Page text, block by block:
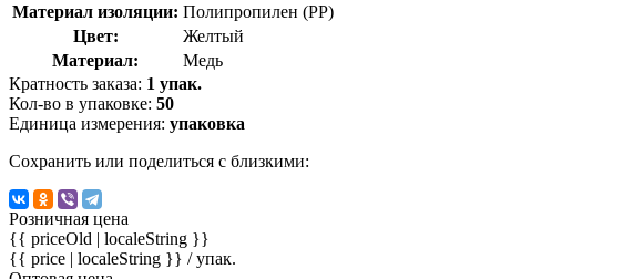
Материал изоляции: Полипропилен (PP)
Цвет:
Желтый
Материал:
Медь
Кратность заказа: 1 упак.
Кол-во в упаковке: 50
Единица измерения: упаковка
Сохранить или поделиться с близкими:
Розничная цена
{{ priceOld | localeString }}
{{ price | localeString }} / упак.